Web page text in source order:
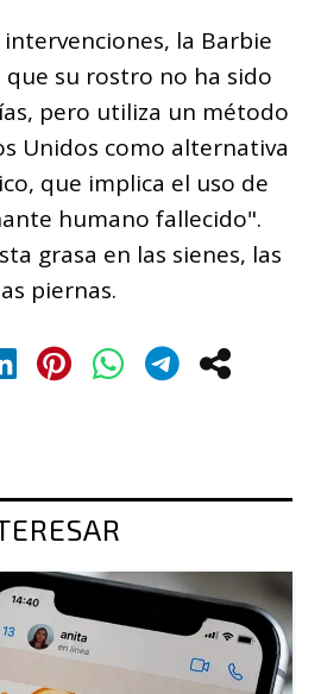
la Barbie
su rostro no ha sido
pero utiliza un método
Unidos como alternativa
que implica el uso de
humano fallecido".
grasa en las sienes, las
piernas.